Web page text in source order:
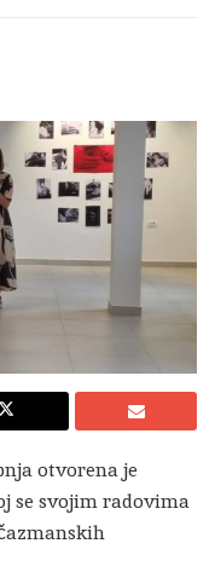
otvorena je
se svojim radovima